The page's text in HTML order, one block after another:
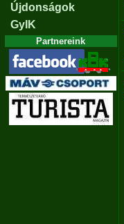
Újdonságok
GyIK
Partnereink